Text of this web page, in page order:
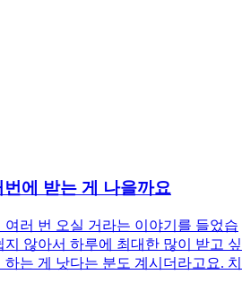
에 받는 게 나을까요
여러 번 오실 거라는 이야기를 들었습
지 않아서 하루에 최대한 많이 받고 싶
는 게 낫다는 분도 계시더라고요. 치